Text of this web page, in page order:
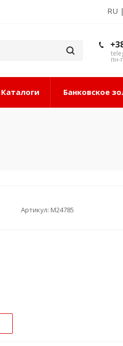
RU |
пн-
Каталоги Банковское
Артикул: М24785